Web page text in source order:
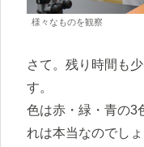
様々なものを観察
さて。残り時間も
す。
色は赤・緑・青の3
れは本当なのでしょ